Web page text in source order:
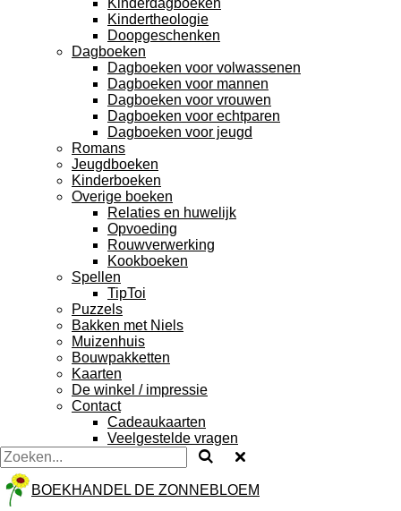
Kinderdagboeken
Kindertheologie
Doopgeschenken
Dagboeken
Dagboeken voor volwassenen
Dagboeken voor mannen
Dagboeken voor vrouwen
Dagboeken voor echtparen
Dagboeken voor jeugd
Romans
Jeugdboeken
Kinderboeken
Overige boeken
Relaties en huwelijk
Opvoeding
Rouwverwerking
Kookboeken
Spellen
TipToi
Puzzels
Bakken met Niels
Muizenhuis
Bouwpakketten
Kaarten
De winkel / impressie
Contact
Cadeaukaarten
Veelgestelde vragen
BOEKHANDEL DE ZONNEBLOEM